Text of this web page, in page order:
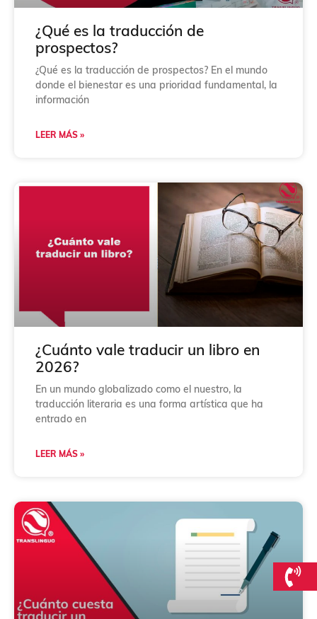
n
¿Qué es la traducción de
prospectos?
¿Qué es la traducción de prospectos? En el mundo
donde el bienestar es una prioridad fundamental, la
información
LEER MÁS »
¿Cuánto vale traducir un libro en
2026?
En un mundo globalizado como el nuestro, la
traducción literaria es una forma artística que ha
entrado en
LEER MÁS »